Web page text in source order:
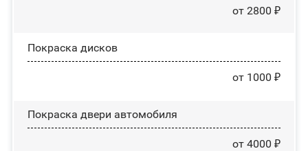
от 2800 ₽
Покраска дисков
от 1000 ₽
Покраска двери автомобиля
от 4000 ₽